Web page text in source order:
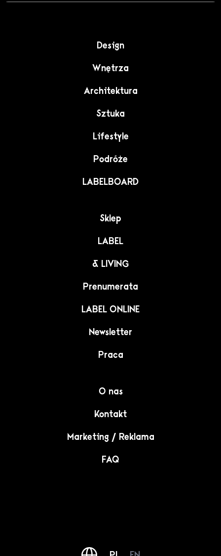
Design
Wnętrza
Architektura
Sztuka
Lifestyle
Podróże
LABELBOARD
Sklep
LABEL
& LIVING
Prenumerata
LABEL ONLINE
Newsletter
Praca
O nas
Kontakt
Marketing / Reklama
FAQ